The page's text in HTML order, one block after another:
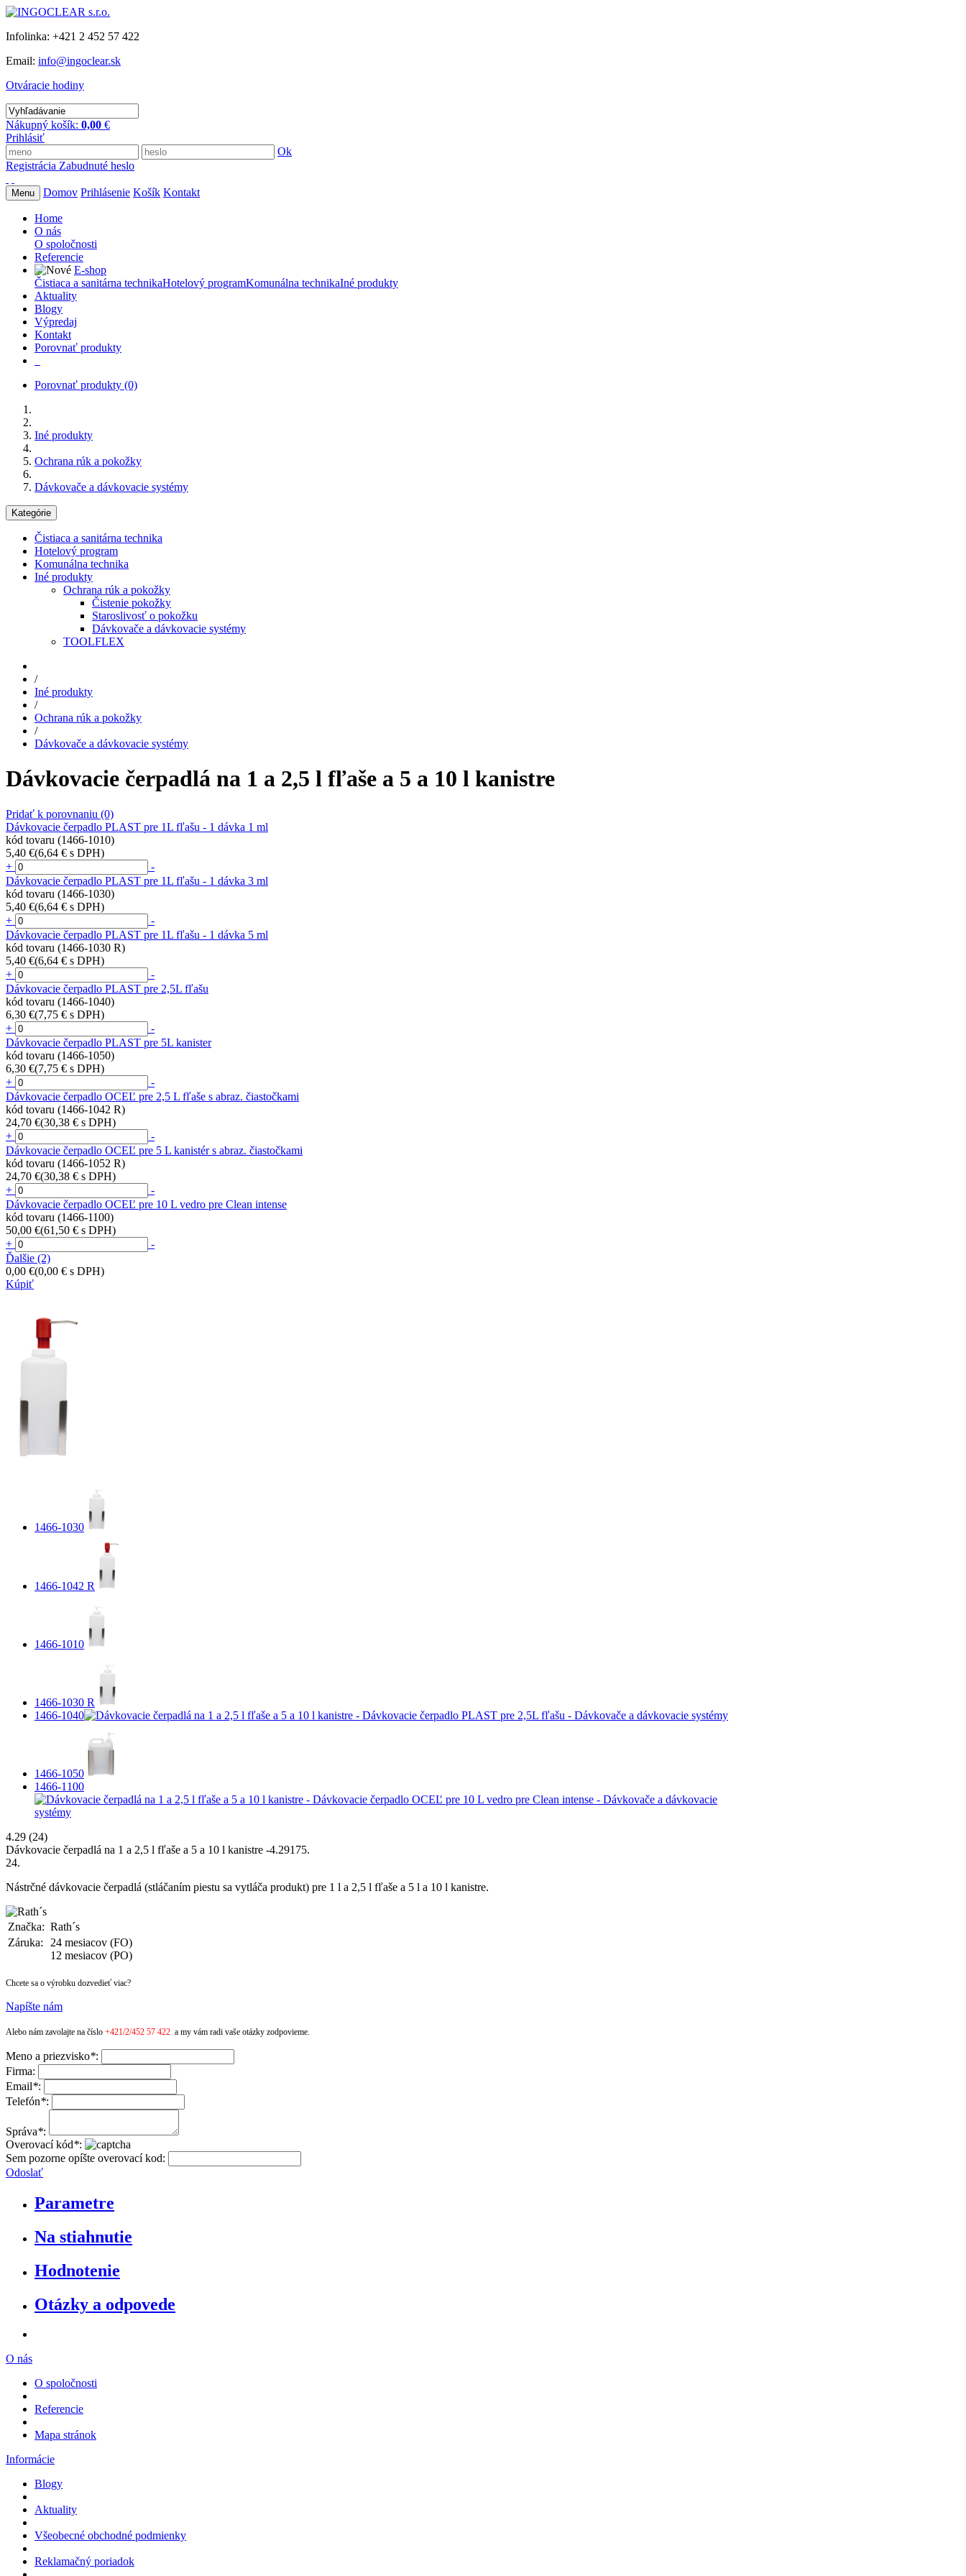
Infolinka: +421 2 452 57 422
Email: info@ingoclear.sk
Otváracie hodiny
Nákupný košík: 0,00 €
Prihlásiť
Ok
Registrácia Zabudnuté heslo
Menu Domov Prihlásenie Košík Kontakt
Home
O nás
O spoločnosti
Referencie
E-shop
Čistiaca a sanitárna technikaHotelový programKomunálna technikaIné produkty
Aktuality
Blogy
Výpredaj
Kontakt
Porovnať produkty
Porovnať produkty (0)
Iné produkty
Ochrana rúk a pokožky
Dávkovače a dávkovacie systémy
Kategórie
Čistiaca a sanitárna technika
Hotelový program
Komunálna technika
Iné produkty
Ochrana rúk a pokožky
Čistenie pokožky
Staroslivosť o pokožku
Dávkovače a dávkovacie systémy
TOOLFLEX
/
Iné produkty
/
Ochrana rúk a pokožky
/
Dávkovače a dávkovacie systémy
Dávkovacie čerpadlá na 1 a 2,5 l fľaše a 5 a 10 l kanistre
Pridať k porovnaniu (0)
Dávkovacie čerpadlo PLAST pre 1L fľašu - 1 dávka 1 ml
kód tovaru (1466-1010)
5,40 €(6,64 € s DPH)
+
-
Dávkovacie čerpadlo PLAST pre 1L fľašu - 1 dávka 3 ml
kód tovaru (1466-1030)
5,40 €(6,64 € s DPH)
+
-
Dávkovacie čerpadlo PLAST pre 1L fľašu - 1 dávka 5 ml
kód tovaru (1466-1030 R)
5,40 €(6,64 € s DPH)
+
-
Dávkovacie čerpadlo PLAST pre 2,5L fľašu
kód tovaru (1466-1040)
6,30 €(7,75 € s DPH)
+
-
Dávkovacie čerpadlo PLAST pre 5L kanister
kód tovaru (1466-1050)
6,30 €(7,75 € s DPH)
+
-
Dávkovacie čerpadlo OCEĽ pre 2,5 L fľaše s abraz. čiastočkami
kód tovaru (1466-1042 R)
24,70 €(30,38 € s DPH)
+
-
Dávkovacie čerpadlo OCEĽ pre 5 L kanistér s abraz. čiastočkami
kód tovaru (1466-1052 R)
24,70 €(30,38 € s DPH)
+
-
Dávkovacie čerpadlo OCEĽ pre 10 L vedro pre Clean intense
kód tovaru (1466-1100)
50,00 €(61,50 € s DPH)
+
-
Ďalšie (2)
0,00 €(0,00 € s DPH)
Kúpiť
1466-1030
1466-1042 R
1466-1010
1466-1030 R
1466-1040
1466-1050
1466-1100
4.29 (24)
Dávkovacie čerpadlá na 1 a 2,5 l fľaše a 5 a 10 l kanistre -4.29175.
24.
Nástrčné dávkovacie čerpadlá (stláčaním piestu sa vytláča produkt) pre 1 l a 2,5 l fľaše a 5 l a 10 l kanistre.
Značka: Rath´s
Záruka:
24 mesiacov (FO)
12 mesiacov (PO)
Chcete sa o výrobku dozvedieť viac?
Napíšte nám
Alebo nám zavolajte na číslo +421/2/452 57 422 a my vám radi vaše otázky zodpovieme.
Meno a priezvisko*:
Firma:
Email*:
Telefón*:
Správa*:
Overovací kód*:
Sem pozorne opíšte overovací kod:
Odoslať
Parametre
Na stiahnutie
Hodnotenie
Otázky a odpovede
O nás
O spoločnosti
Referencie
Mapa stránok
Informácie
Blogy
Aktuality
Všeobecné obchodné podmienky
Reklamačný poriadok